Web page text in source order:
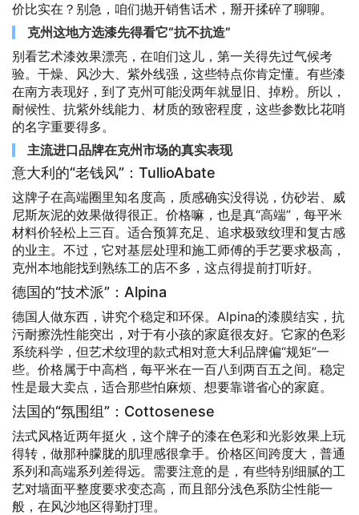
价比实在？别急，咱们抛开销售话术，掰开揉碎了聊聊。
克州这地方选漆先得看它“抗不抗造”
别看艺术漆效果漂亮，在咱们这儿，第一关得先过气候考
验。干燥、风沙大、紫外线强，这些特点你肯定懂。有些漆
在南方表现好，到了克州可能没两年就显旧、掉粉。所以，
耐候性、抗紫外线能力、材质的致密程度，这些参数比花哨
的名字重要得多。
主流进口品牌在克州市场的真实表现
意大利的“老钱风”：TullioAbate
这牌子在高端圈里知名度高，质感确实没得说，仿砂岩、威
尼斯灰泥的效果做得很正。价格嘛，也是真“高端”，每平米
材料价轻松上三百。适合预算充足、追求极致纹理和复古感
的业主。不过，它对基层处理和施工师傅的手艺要求极高，
克州本地能找到熟练工的店不多，这点得提前打听好。
德国的“技术派”：Alpina
德国人做东西，讲究个稳定和环保。Alpina的漆膜结实，抗
污耐擦洗性能突出，对于有小孩的家庭很友好。它家的色彩
系统科学，但艺术纹理的款式相对意大利品牌偏“规矩”一
些。价格属于中高档，每平米在一百八到两百五之间。稳定
性是最大卖点，适合那些怕麻烦、想要靠谱省心的家庭。
法国的“氛围组”：Cottosenese
法式风格近两年挺火，这个牌子的漆在色彩和光影效果上玩
得转，做那种朦胧的肌理感很拿手。价格区间跨度大，普通
系列和高端系列差得远。需要注意的是，有些特别细腻的工
艺对墙面平整度要求变态高，而且部分浅色系防尘性能一
般，在风沙地区得勤打理。